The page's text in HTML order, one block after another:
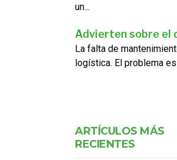
un...
Advierten sobre el
La falta de
logística. El problema
ARTÍCULOS MÁS
RECIENTES